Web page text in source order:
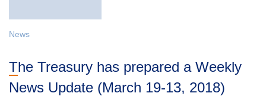
News
The Treasury has prepared a Weekly
News Update (March 19-13, 2018)